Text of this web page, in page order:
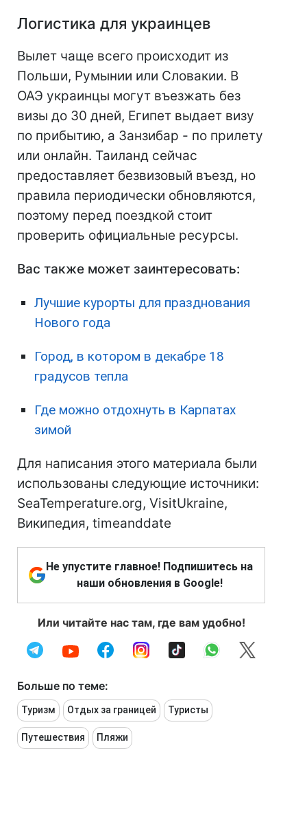
Логистика для украинцев
Вылет чаще всего происходит из
Польши, Румынии или Словакии. В
ОАЭ украинцы могут въезжать без
визы до 30 дней, Египет выдает визу
по прибытию, а Занзибар - по прилету
или онлайн. Таиланд сейчас
предоставляет безвизовый въезд, но
правила периодически обновляются,
поэтому перед поездкой стоит
проверить официальные ресурсы.
Вас также может заинтересовать:
Лучшие курорты для празднования
Нового года
Город, в котором в декабре 18
градусов тепла
Где можно отдохнуть в Карпатах
зимой
Для написания этого материала были
использованы следующие источники:
SeaTemperature.org, VisitUkraine,
Википедия, timeanddate
Не упустите главное! Подпишитесь на
наши обновления в Google!
Или читайте нас там, где вам удобно!
Больше по теме:
Туризм Отдых за границей Туристы
Путешествия Пляжи